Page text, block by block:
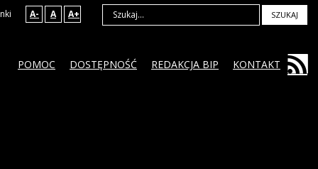
A- A A+ SZUKAJ
POMOC DOSTĘPNOŚĆ REDAKCJA BIP KONTAKT